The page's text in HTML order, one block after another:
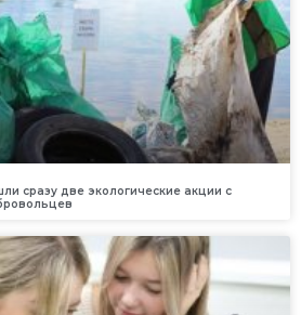
сразу две экологические акции с